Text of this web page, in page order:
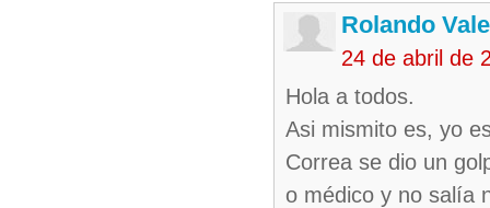
Rolando
24 de abril de
Hola a todos.
Asi mismito es, yo
Correa se dio un
o médico y no salía